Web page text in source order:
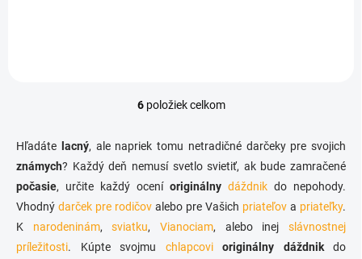
O
l
d
a
c
e
p
6položiek celkom
Hľadáte lacný, ale napriek tomu netradičné darčeky pre svojich
známych? Každý deň nemusí svetlo svietiť, ak bude zamračené
počasie, určite každý ocení originálny dáždnik do nepohody.
Vhodný darček pre rodičov alebo pre Vašich priateľov a priateľky.
K narodeninám,sviatku,Vianociam, alebo inejslávnostnej
príležitosti. Kúpte svojmu chlapcovi originálny dáždnikdo